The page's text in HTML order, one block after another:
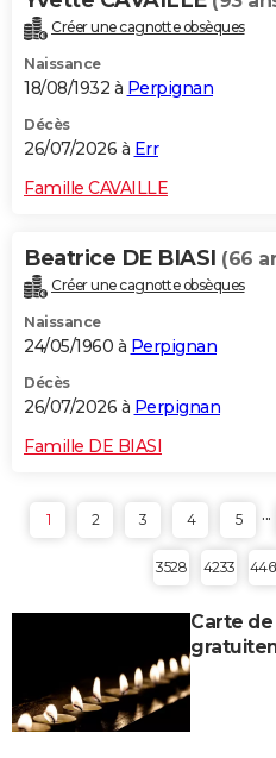
Créer une cagnotte obsèques
Naissance
18/08/1932 à Perpignan
Décès
26/07/2026 à Err
Famille CAVAILLE
Beatrice DE BIASI (66
Créer une cagnotte obsèques
Naissance
24/05/1960 à Perpignan
Décès
26/07/2026 à Perpignan
Famille DE BIASI
1 2 3 4 5 ...
3528 4233
Carte